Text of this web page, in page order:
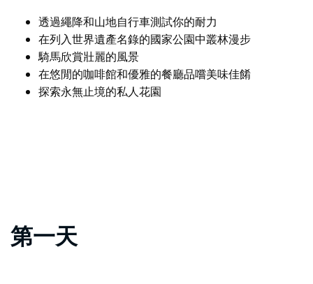
透過繩降和山地自行車測試你的耐力
在列入世界遺產名錄的國家公園中叢林漫步
騎馬欣賞壯麗的風景
在悠閒的咖啡館和優雅的餐廳品嚐美味佳餚
探索永無止境的私人花園
第一天